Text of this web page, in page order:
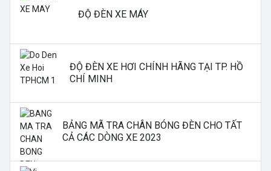
ĐỘ ĐÈN XE MÁY
ĐỘ ĐÈN XE HƠI CHÍNH HÃNG TẠI TP. HỒ
CHÍ MINH
BẢNG MÃ TRA CHÂN BÓNG ĐÈN CHO TẤT
CẢ CÁC DÒNG XE 2023